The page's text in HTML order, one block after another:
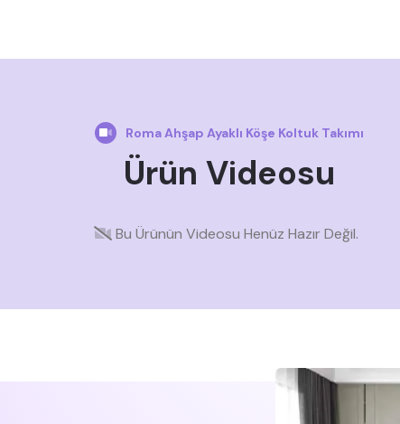
Roma Ahşap Ayaklı Köşe Koltuk Takımı
Ürün Videosu
Bu Ürünün Videosu Henüz Hazır Değil.